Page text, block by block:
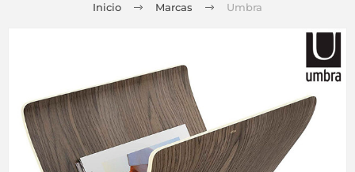
Inicio Marcas Umbra